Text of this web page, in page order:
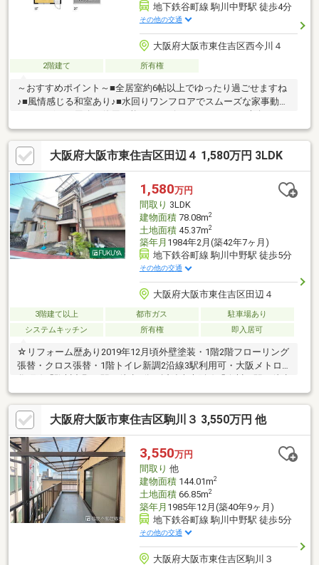
地下鉄谷町線 駒川中野駅 徒歩4分
その他の交通
大阪府大阪市東住吉区西今川４
2階建て 所有権
～おすすめポイント～■全居室約6帖以上でゆったり過ごせますね
♪■風情感じる和室あり♪■水回りワンフロアでスムーズな家事動線
♪■さまざまな用途に使用可能なサービススペースあり■南向きで
陽当たり良好♪■2面バルコニーで風通し良好♪～周辺環境～・コン
ビニまで徒歩約3分・スーパーまで徒歩約7分・病院まで徒歩約12
分・郵便局まで徒歩約5分・銀行まで徒歩約5分今川公園まで徒歩
約8分とお散歩コースにぴったり♪その他、周辺には生活に便利な
施設が充実！ぜひ、一度ご覧になってみませんか♪ 住宅ローンや
資金計画などお気軽にご相談ください！ お気軽にお問合せくださ
い！
大阪府大阪市東住吉区田辺４ 1,580万円 3LDK
1,580万円
間取り 3LDK
建物面積78.08m2
土地面積45.37m2
築年月 1984年2月(築42年7ヶ月)
地下鉄谷町線 駒川中野駅 徒歩5分
その他の交通
大阪府大阪市東住吉区田辺４
3階建て以上 都市ガス
駐車場あり
システムキッチン
所有権 即入居可
☆リフォーム歴あり2019年12月頃外壁塗装・1階2階フローリング
張替・クロス張替・1階トイレ新調2沿線3駅利用可・大阪メトロ
6分・大阪メトロ谷町線「田辺」駅 徒歩9分
◇◆◇◆◇◆◇◆◇◆◇◆◇◆◇◆◇◆◇◆◇◆◇◆◇◆～
内覧予約受付中です！お気軽にお問い合わせ下さい♪ＴＥＬ：
0120-34-2981 （担当：平野）まで
大阪府大阪市東住吉区駒川３ 3,550万円 他
3,550万円
間取り 他
建物面積144.01m2
土地面積66.85m2
築年月 1985年12月(築40年9ヶ月)
地下鉄谷町線 駒川中野駅 徒歩5分
その他の交通
大阪府大阪市東住吉区駒川３